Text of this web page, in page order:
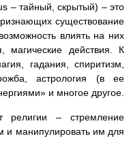
– тайный, скрытый) – это
существование
влиять на них
магические действия. К
гадания, спиритизм,
астрология (в ее
и многое другое.
религии – стремление
и манипулировать им для